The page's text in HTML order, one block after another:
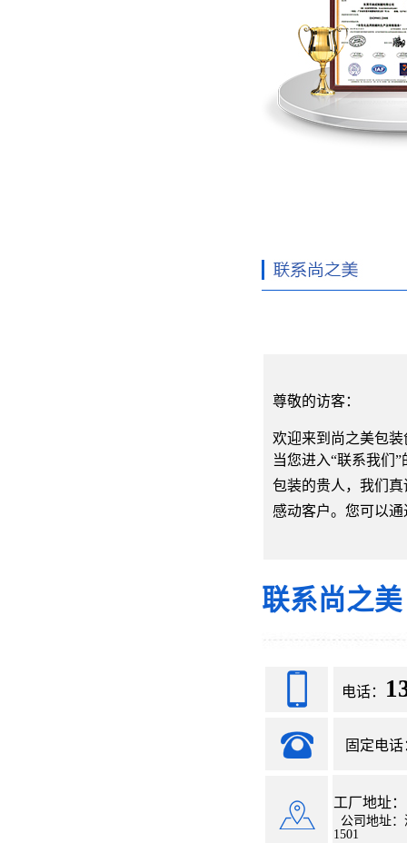
尊敬的访客：
欢迎来到尚之美包
当您进入“联系我们
包装的贵人，我们
感动客户。您可以
联系尚之美
电话：
固定电话
工厂地址
公司地址
1501